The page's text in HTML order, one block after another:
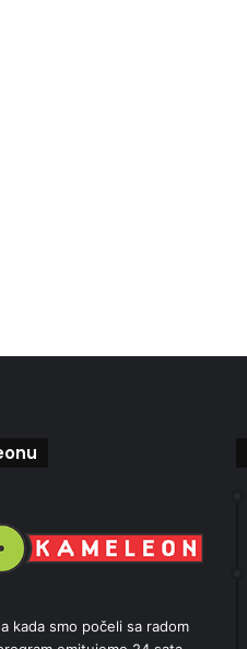
kada smo počeli sa radom